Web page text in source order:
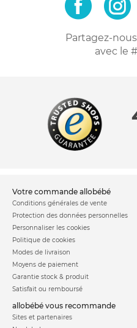
Partagez-
avec le
votre commande allobébé
Conditions générales de vente
Protection des données personnelles
Personnaliser les cookies
Politique de cookies
Modes de livraison
Moyens de paiement
Garantie stock & produit
Satisfait ou remboursé
allobébé vous recommande
Sites et partenaires